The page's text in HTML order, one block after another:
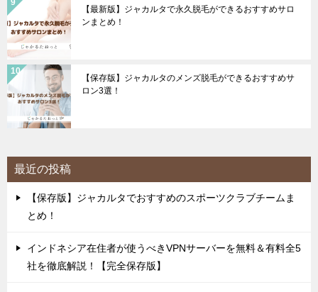
【最新版】ジャカルタで永久脱毛ができるおすすめサロ
ンまとめ！
【保存版】ジャカルタのメンズ脱毛ができるおすすめサ
ロン3選！
最近の投稿
【保存版】ジャカルタでおすすめのスポーツクラブチームま
とめ！
インドネシア在住者が使うべきVPNサーバーを無料＆有料全5
社を徹底解説！【完全保存版】